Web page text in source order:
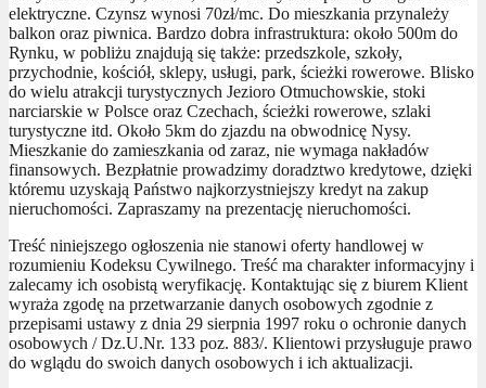
elektryczne. Czynsz wynosi 70zł/mc. Do mieszkania przynależy
balkon oraz piwnica. Bardzo dobra infrastruktura: około 500m do
Rynku, w pobliżu znajdują się także: przedszkole, szkoły,
przychodnie, kościół, sklepy, usługi, park, ścieżki rowerowe. Blisko
do wielu atrakcji turystycznych Jezioro Otmuchowskie, stoki
narciarskie w Polsce oraz Czechach, ścieżki rowerowe, szlaki
turystyczne itd. Około 5km do zjazdu na obwodnicę Nysy.
Mieszkanie do zamieszkania od zaraz, nie wymaga nakładów
finansowych. Bezpłatnie prowadzimy doradztwo kredytowe, dzięki
któremu uzyskają Państwo najkorzystniejszy kredyt na zakup
nieruchomości. Zapraszamy na prezentację nieruchomości.
Treść niniejszego ogłoszenia nie stanowi oferty handlowej w
rozumieniu Kodeksu Cywilnego. Treść ma charakter informacyjny i
zalecamy ich osobistą weryfikację. Kontaktując się z biurem Klient
wyraża zgodę na przetwarzanie danych osobowych zgodnie z
przepisami ustawy z dnia 29 sierpnia 1997 roku o ochronie danych
osobowych / Dz.U.Nr. 133 poz. 883/. Klientowi przysługuje prawo
do wglądu do swoich danych osobowych i ich aktualizacji.